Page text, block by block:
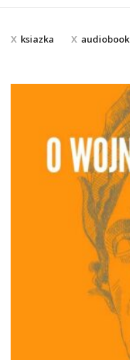
ksiazka audiobook